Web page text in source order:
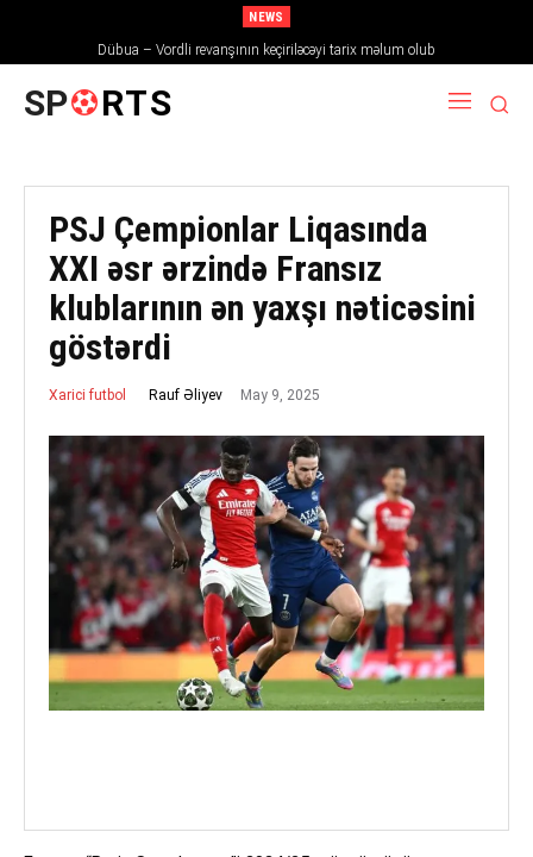
NEWS
Dübua – Vordli revanşının keçiriləcəyi tarix məlum olub
SP RTS
PSJ Çempionlar Liqasında
XXI əsr ərzində Fransız
klublarının ən yaxşı nəticəsini
göstərdi
Xarici futbol Rauf Əliyev May 9, 2025